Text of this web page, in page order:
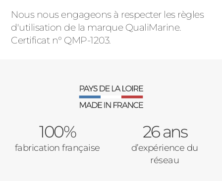
Nous nous engageons à respecter les règles
d'utilisation de la marque QualiMarine.
Certificat n° QMP-1203.
100%
fabrication française
26 ans
d’expérience du
réseau